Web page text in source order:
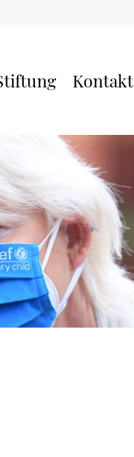
Kontakt